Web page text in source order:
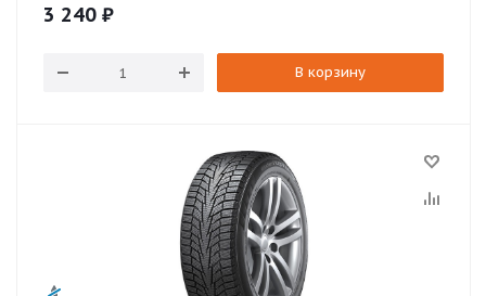
3 240 ₽
В корзину